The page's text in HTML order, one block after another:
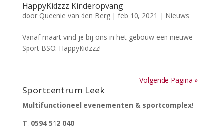
HappyKidzzz Kinderopvang
door Queenie van den Berg| feb 10, 2021 | Nieuws
Vanaf maart vind je bij ons in het gebouw een nieuwe
Sport BSO: HappyKidzzz!
Volgende Pagina »
Sportcentrum Leek
Multifunctioneel evenementen & sportcomplex!
T. 0594 512 040